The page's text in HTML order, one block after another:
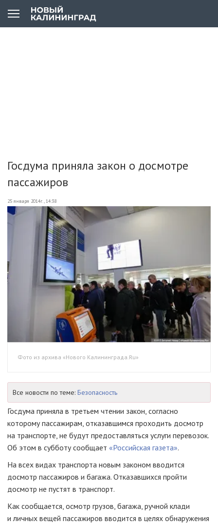
Госдума приняла закон о досмотре
пассажиров
25 января 2014г., 14:38
Фото из архива «Нового Калининграда.Ru»
Все новости по теме: Безопасность
Госдума приняла в третьем чтении закон, согласно
которому пассажирам, отказавшимся проходить досмотр
на транспорте, не будут предоставляться услуги перевозок.
Об этом в субботу сообщает «Российская газета».
На всех видах транспорта новым законом вводится
досмотр пассажиров и багажа. Отказавшихся пройти
досмотр не пустят в транспорт.
Как сообщается, осмотр грузов, багажа, ручной клади
и личных вещей пассажиров вводится в целях обнаружения